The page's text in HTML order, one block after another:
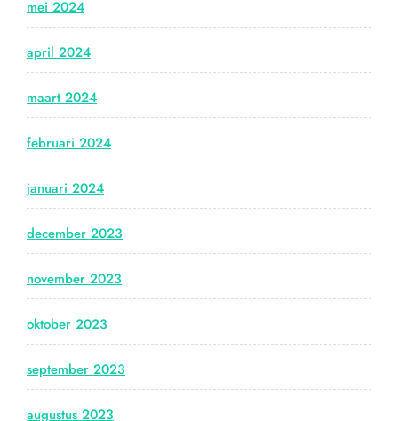
mei 2024
april 2024
maart 2024
februari 2024
januari 2024
december 2023
november 2023
oktober 2023
september 2023
augustus 2023